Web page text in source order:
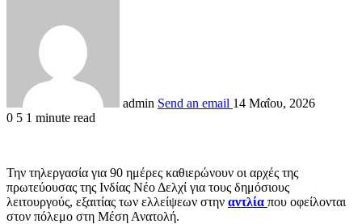
admin Send an email 14 Μαΐου, 2026
0 5 1 minute read
Την τηλεργασία για 90 ημέρες καθιερώνουν οι αρχές της
πρωτεύουσας της Ινδίας Νέο Δελχί για τους δημόσιους
λειτουργούς, εξαιτίας των ελλείψεων στην αντλία που οφείλονται
στον πόλεμο στη Μέση Ανατολή.